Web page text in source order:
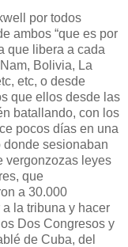
por todos
ambos “que es por
que libera a cada
Bolivia, La
etc, o desde
que ellos desde las
batallando, con los
pocos días en una
donde sesionaban
vergonzozas leyes
que
a 30.000
la tribuna y hacer
Dos Congresos y
de Cuba, del